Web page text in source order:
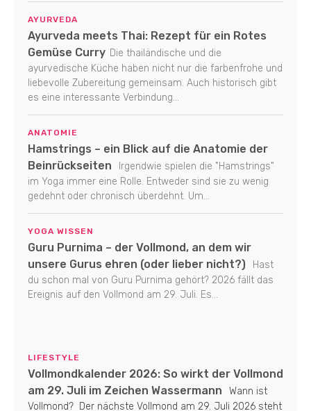
AYURVEDA
Ayurveda meets Thai: Rezept für ein Rotes
Gemüse Curry Die thailändische und die
ayurvedische Küche haben nicht nur die farbenfrohe und
liebevolle Zubereitung gemeinsam. Auch historisch gibt
es eine interessante Verbindung...
ANATOMIE
Hamstrings – ein Blick auf die Anatomie der
Beinrückseiten
Irgendwie spielen die "Hamstrings"
im Yoga immer eine Rolle. Entweder sind sie zu wenig
gedehnt oder chronisch überdehnt. Um...
YOGA WISSEN
Guru Purnima – der Vollmond, an dem wir
unsere Gurus ehren (oder lieber nicht?)
Hast
du schon mal von Guru Purnima gehört? 2026 fällt das
Ereignis auf den Vollmond am 29. Juli. Es...
LIFESTYLE
Vollmondkalender 2026: So wirkt der Vollmond
am 29. Juli im Zeichen Wassermann
Wann ist
Vollmond? Der nächste Vollmond am 29. Juli 2026 steht